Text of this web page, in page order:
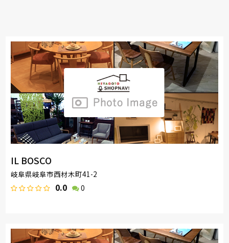
IL BOSCO
岐阜県岐阜市西材木町41-2
0.0 0